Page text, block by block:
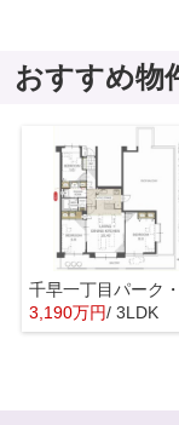
おすすめ物
3,190万円/ 3LDK